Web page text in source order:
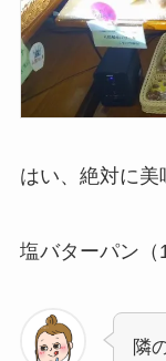
はい、絶対に美
塩バターパン（
隣